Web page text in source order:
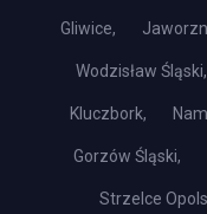
Gliwice,
Wodzisław Śląski,
Kluczbork,
Gorzów Śląski,
Strzelce